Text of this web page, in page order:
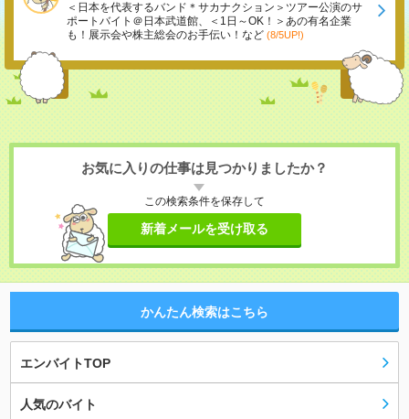
＜日本を代表するバンド＊サカナクション＞ツアー公演のサ
ポートバイト＠日本武道館、＜1日～OK！＞あの有名企業
も！展示会や株主総会のお手伝い！など (8/5UP!)
お気に入りの仕事は見つかりましたか？
この検索条件を保存して
新着メールを受け取る
かんたん検索はこちら
エンバイトTOP
人気のバイト